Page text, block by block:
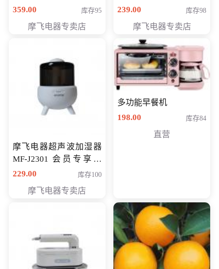
168元
359.00 库存95
摩飞电器专卖店
元
239.00 库存98
摩飞电器专卖店
摩飞电器超声波加湿器
MF-J2301 会员专享价
168元
229.00 库存100
摩飞电器专卖店
多功能早餐机
198.00
库存84
直营